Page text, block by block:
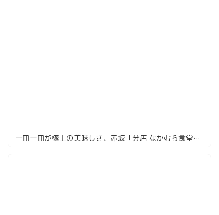
一皿一皿が極上の美味しさ、赤坂「分店 なかむら食堂」の夜